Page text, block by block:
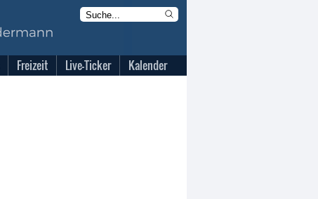
Freizeit Live-Ticker Kalender